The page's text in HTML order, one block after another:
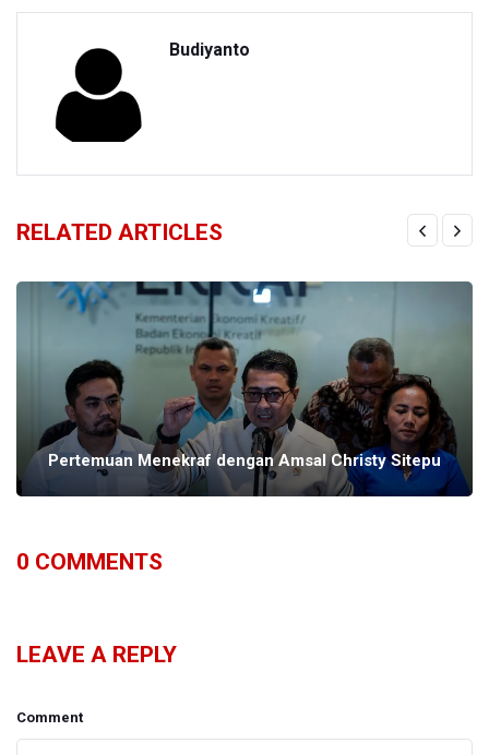
Budiyanto
RELATED ARTICLES
Pertemuan Menekraf dengan Amsal Christy Sitepu
0 COMMENTS
LEAVE A REPLY
Comment